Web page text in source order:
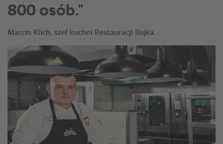
800 osób.”
Marcin Klich, szef kuchni Restauracji Bajka.